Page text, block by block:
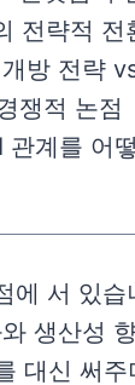
전략적 전
방 전략
쟁적 논점
계를 어
에 서 있
생산성
대신 써